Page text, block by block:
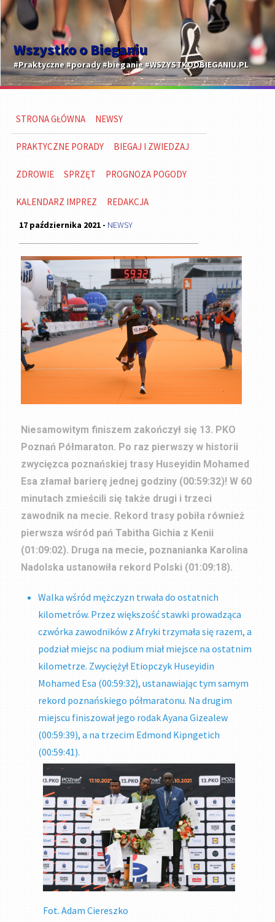
Wszystko o Bieganiu
#Praktyczne #porady #bieganie #WSZYSTKOOBIEGANIU.PL
STRONA GŁÓWNA NEWSY
PRAKTYCZNE PORADY BIEGAJ I ZWIEDZAJ
ZDROWIE SPRZĘT PROGNOZA POGODY
KALENDARZ IMPREZ REDAKCJA
17 października 2021 - NEWSY
Niesamowitym finiszem zakończył się 13. PKO
Poznań Półmaraton. Po raz pierwszy w historii
zwycięzca poznańskiej trasy Huseyidin Mohamed
Esa złamał barierę jednej godziny (00:59:32)! W 60
minutach zmieścili się także drugi i trzeci
zawodnik na mecie. Rekord trasy pobiła również
pierwsza wśród pań Tabitha Gichia z Kenii
(01:09:02). Druga na mecie, poznanianka Karolina
Nadolska ustanowiła rekord Polski (01:09:18).
Walka wśród mężczyzn trwała do ostatnich
kilometrów. Przez większość stawki prowadząca
czwórka zawodników z Afryki trzymała się razem, a
podział miejsc na podium miał miejsce na ostatnim
kilometrze. Zwyciężył Etiopczyk Huseyidin
Mohamed Esa (00:59:32), ustanawiając tym samym
rekord poznańskiego półmaratonu. Na drugim
miejscu finiszował jego rodak Ayana Gizealew
(00:59:39), a na trzecim Edmond Kipngetich
(00:59:41).
Fot. Adam Ciereszko